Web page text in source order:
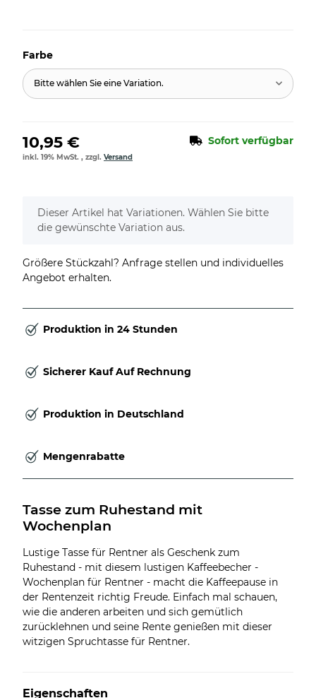
Farbe
Bitte wählen Sie eine Variation.
10,95 € Sofort verfügbar
inkl. 19% MwSt. , zzgl. Versand
x
Dieser Artikel hat Variationen. Wählen Sie bitte
die gewünschte Variation aus.
Größere Stückzahl? Anfrage stellen und individuelles
Angebot erhalten.
Produktion in 24 Stunden
Sicherer Kauf Auf Rechnung
Produktion in Deutschland
Mengenrabatte
Tasse zum Ruhestand mit
Wochenplan
Lustige Tasse für Rentner als Geschenk zum
Ruhestand - mit diesem lustigen Kaffeebecher -
Wochenplan für Rentner - macht die Kaffeepause in
der Rentenzeit richtig Freude. Einfach mal schauen,
wie die anderen arbeiten und sich gemütlich
zurücklehnen und seine Rente genießen mit dieser
witzigen Spruchtasse für Rentner.
Eigenschaften